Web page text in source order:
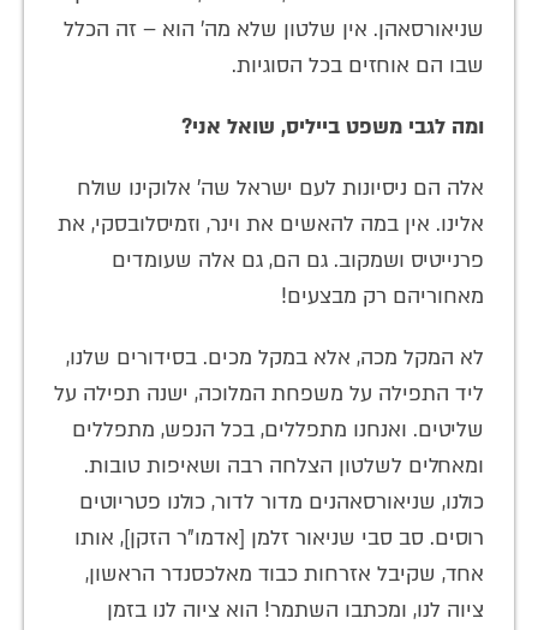
שניאורסאהן. אין שלטון שלא מה' הוא – זה הכלל
שבו הם אוחזים בכל הסוגיות.
ומה לגבי משפט בייליס, שואל אני?
אלה הם ניסיונות לעם ישראל שה' אלוקינו שולח
אלינו. אין במה להאשים את וינר, וזמיסלובסקי, את
פרנייטיס ושמקוב. גם הם, גם אלה שעומדים
מאחוריהם רק מבצעים!
לא המקל מכה, אלא במקל מכים. בסידורים שלנו,
ליד התפילה על משפחת המלוכה, ישנה תפילה על
שליטים. ואנחנו מתפללים, בכל הנפש, מתפללים
ומאחלים לשלטון הצלחה רבה ושאיפות טובות.
כולנו, שניאורסאהנים מדור לדור, כולנו פטריוטים
רוסים. סב סבי שניאור זלמן [אדמו"ר הזקן], אותו
אחד, שקיבל אזרחות כבוד מאלכסנדר הראשון,
ציוה לנו, ומכתבו השתמר! הוא ציוה לנו בזמן